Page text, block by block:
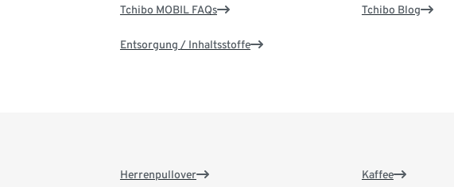
Tchibo MOBIL FAQs
Entsorgung / Inhaltsstoffe
Tchibo Blog
Herrenpullover Kaffee